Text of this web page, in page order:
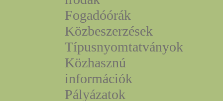
Fogadóórák
Közbeszerzések
Típusnyomtatványok
Közhasznú
információk
Pályázatok